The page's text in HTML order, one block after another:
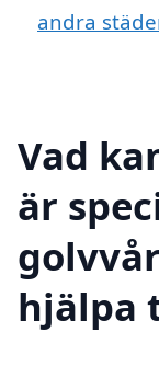
andra
Vad
är
hjälpa